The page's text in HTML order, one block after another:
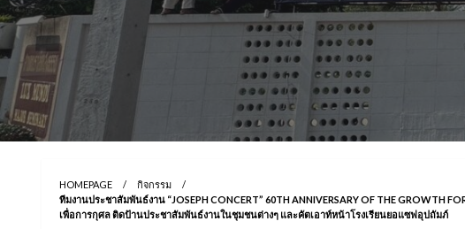
HOMEPAGE
กิจกรรม
ทีมงานประชาสัมพันธ์งาน “JOSEPH CONCERT” 60TH ANNIVERSARY OF THE GROWTH
เพื่อการกุศล ติดป้านประชาสัมพันธ์งานในชุมชนต่างๆ และคัตเอาท์หน้าโรงเรียนยอแซฟอุปถัมภ์